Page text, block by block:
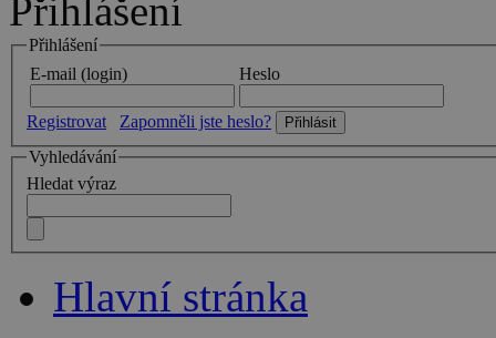
Přihlášení
Přihlášení
E-mail (login)
Heslo
Registrovat
Zapomněli jste heslo?
Vyhledávání
Hledat výraz
Hlavní stránka